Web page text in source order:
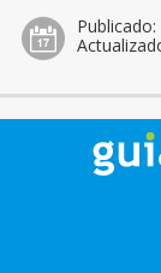
Publicado: